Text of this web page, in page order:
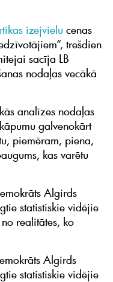
izejvielu cenas
trešdien
sacīja LB
nodaļas vecākā
analīzes nodaļas
galvenokārt
piemēram, piena,
kas varētu
Algirds
statistiskie vidējie
realitātes, ko
Algirds
statistiskie vidējie